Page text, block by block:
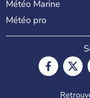
Météo Marine
Météo pro